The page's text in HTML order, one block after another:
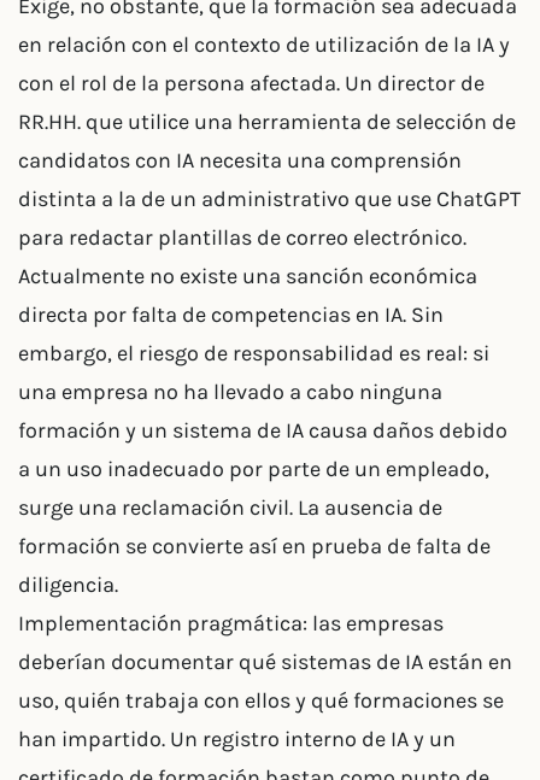
Exige, no obstante, que la formación sea adecuada
en relación con el contexto de utilización de la IA y
con el rol de la persona afectada. Un director de
RR.HH. que utilice una herramienta de selección de
candidatos con IA necesita una comprensión
distinta a la de un administrativo que use ChatGPT
para redactar plantillas de correo electrónico.
Actualmente no existe una sanción económica
directa por falta de competencias en IA. Sin
embargo, el riesgo de responsabilidad es real: si
una empresa no ha llevado a cabo ninguna
formación y un sistema de IA causa daños debido
a un uso inadecuado por parte de un empleado,
surge una reclamación civil. La ausencia de
formación se convierte así en prueba de falta de
diligencia.
Implementación pragmática: las empresas
deberían documentar qué sistemas de IA están en
uso, quién trabaja con ellos y qué formaciones se
han impartido. Un registro interno de IA y un